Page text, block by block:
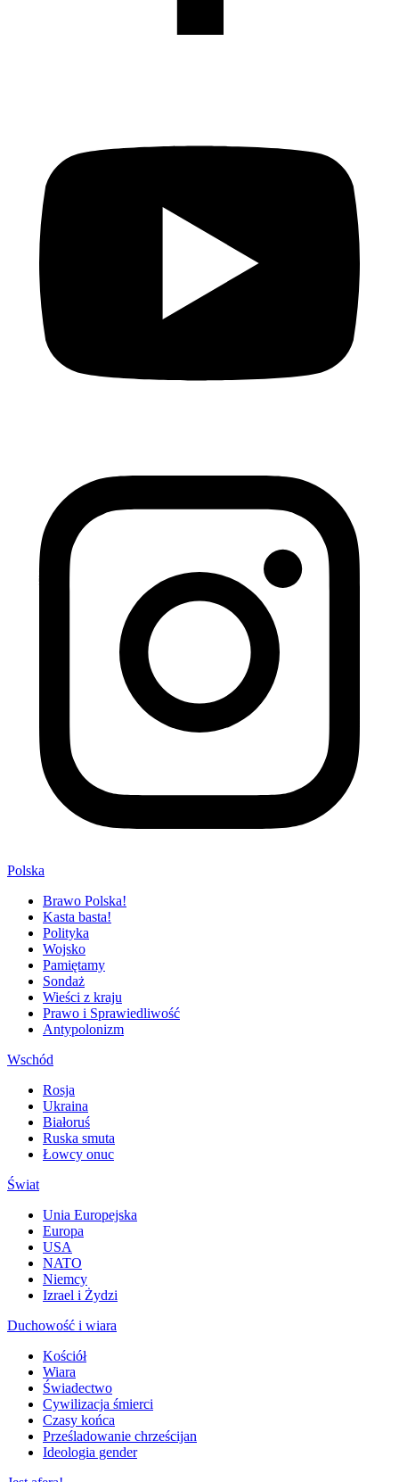
Polska
Brawo Polska!
Kasta basta!
Polityka
Wojsko
Pamiętamy
Sondaż
Wieści z kraju
Prawo i Sprawiedliwość
Antypolonizm
Wschód
Rosja
Ukraina
Białoruś
Ruska smuta
Łowcy onuc
Świat
Unia Europejska
Europa
USA
NATO
Niemcy
Izrael i Żydzi
Duchowość i wiara
Kościół
Wiara
Świadectwo
Cywilizacja śmierci
Czasy końca
Prześladowanie chrześcijan
Ideologia gender